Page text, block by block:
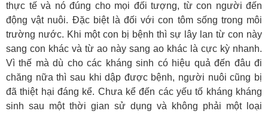
thực tế và nó đúng cho mọi đối tượng, từ con người đến
động vật nuôi. Đặc biệt là đối với con tôm sống trong môi
trường nước. Khi một con bị bệnh thì sự lây lan từ con này
sang con khác và từ ao này sang ao khác là cực kỳ nhanh.
Vì thế mà dù cho các kháng sinh có hiệu quả đến đâu đi
chăng nữa thì sau khi dập được bệnh, người nuôi cũng bị
đã thiệt hại đáng kể. Chưa kể đến các yếu tố kháng kháng
sinh sau một thời gian sử dụng và không phải một loại